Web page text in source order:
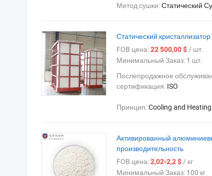
Метод сушки:Статический
Статический
FOB цена:22 500,00 $/ шт.
Минимальный Заказ: 1 шт.
Послепродажное
сертификация: ISO
Принцип:Cooling and Heating
Активированный
производительность
FOB цена:2,02-2,2 $/ кг
Минимальный Заказ: 100 кг